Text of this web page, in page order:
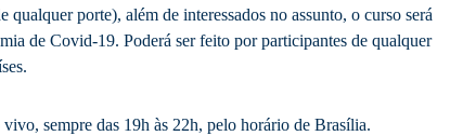
qualquer porte), além de interessados no assunto, o curso será
de Covid-19. Poderá ser feito por participantes de qualquer
sempre das 19h às 22h, pelo horário de Brasília.